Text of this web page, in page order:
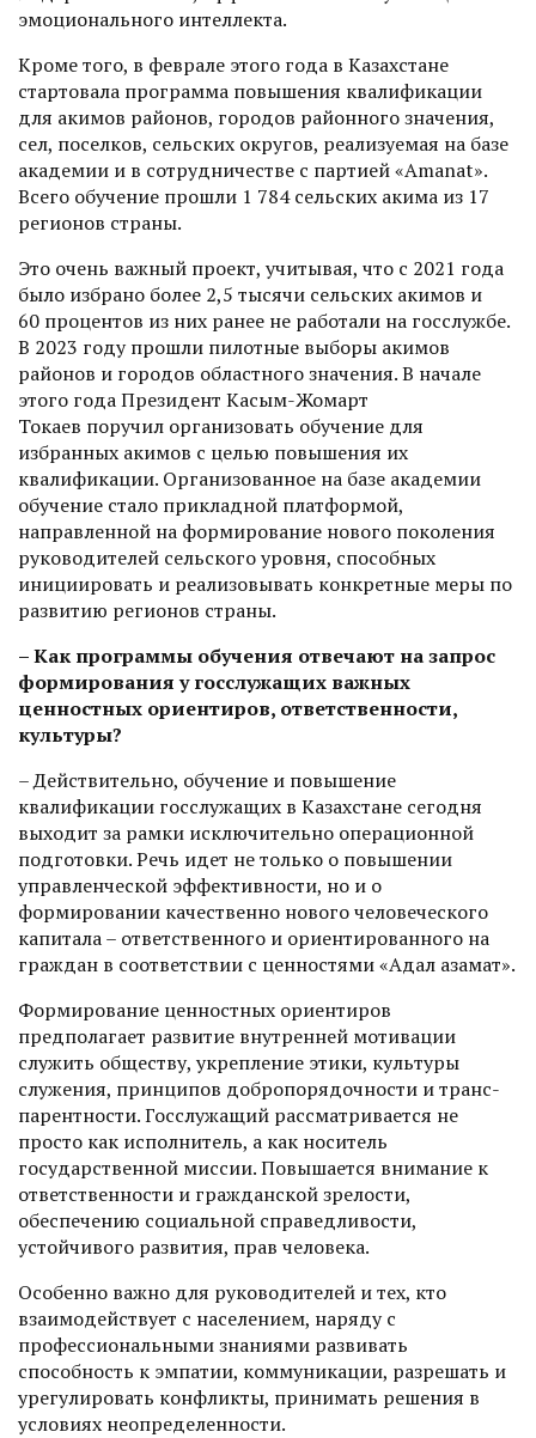
эмоцио­нального интеллекта.
Кроме того, в феврале этого года в Казахстане
стартовала программа повышения квалификации
для акимов районов, городов районного значения,
сел, поселков, сельских округов, реализуемая на базе
академии и в сотрудничестве с партией «Amanat».
Всего обучение прошли 1 784 сельских акима из 17
регионов страны.
Это очень важный проект, учитывая, что с 2021 года
было избрано более 2,5 тысячи сельских акимов и
60 процентов из них ранее не работали на госслужбе.
В 2023 году прошли пилотные выборы акимов
районов и городов областного значения. В начале
этого года Президент Касым-Жомарт
Токаев поручил организовать обучение для
избранных акимов с целью повышения их
квалификации. Организованное на базе академии
обучение стало прикладной платформой,
направленной на формирование нового поколения
руководителей сельского уровня, способных
инициировать и реализовывать конкретные меры по
развитию регионов страны.
– Как программы обучения отвечают на запрос
формирования у госслужащих важных
ценностных ориентиров, ответственности,
культуры?
– Действительно, обучение и повышение
квалификации госслужащих в Казахстане сегодня
выходит за рамки исключительно операционной
подготовки. Речь идет не только о повышении
управленческой эффективности, но и о
формировании качественно нового человеческого
капитала – ответственного и ориентированного на
граждан в соответствии с ценностями «Адал азамат».
Формирование ценностных ориентиров
предполагает развитие внутренней мотивации
служить обществу, укреп­ление этики, культуры
служения, принципов добропорядочности и транс­
парентности. Госслужащий рассмат­ривается не
просто как исполнитель, а как носитель
государственной миссии. Повышается внимание к
ответственности и гражданской зрелости,
обеспечению социальной справедливости,
устойчивого развития, прав человека.
Особенно важно для руководителей и тех, кто
взаимодействует с населением, наряду с
профессиональными знаниями развивать
способность к эмпатии, коммуникации, разрешать и
урегулировать конфликты, принимать решения в
условиях неопределенности.